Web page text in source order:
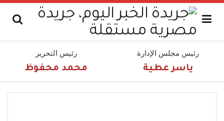
رئيس مجلس الإدارة
ياسر عطية
رئيس التحرير
محمد محفوظ